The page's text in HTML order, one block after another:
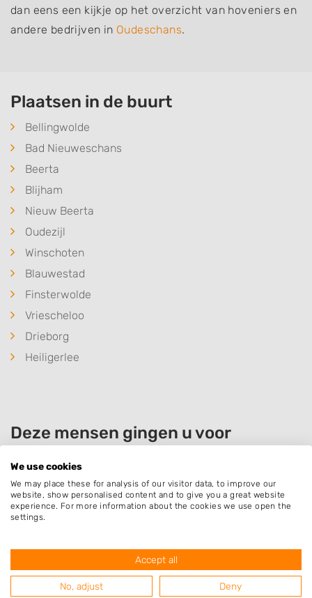
dan eens een kijkje op het overzicht van hoveniers en
andere bedrijven in Oudeschans.
Plaatsen in de buurt
Bellingwolde
Bad Nieuweschans
Beerta
Blijham
Nieuw Beerta
Oudezijl
Winschoten
Blauwestad
Finsterwolde
Vriescheloo
Drieborg
Heiligerlee
Deze mensen gingen u voor
Charlotte Lagendijk
Bedrijf: Timberman Boom & Landschap
Vriendelijke service!
We use cookies
We may place these for analysis of our visitor data, to improve our
website, show personalised content and to give you a great website
experience. For more information about the cookies we use open the
settings.
Accept all
No, adjust Deny